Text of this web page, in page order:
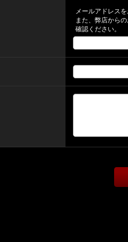
メールアドレス
また、弊店から
確認ください。